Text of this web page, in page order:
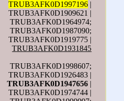
TRUB3AFK0D1997196 |
TRUB3AFK0D1909621 |
TRUB3AFK0D1964974;
TRUB3AFK0D1987090;
TRUB3AFK0D1919775 |
TRUB3AFK0D1931845
TRUB3AFK0D1998607;
TRUB3AFK0D1926483 |
TRUB3AFK0D1947656 |
TRUB3AFK0D1974744 |